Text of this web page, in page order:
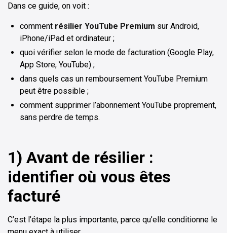
Dans ce guide, on voit :
comment résilier YouTube Premium sur Android,
iPhone/iPad et ordinateur ;
quoi vérifier selon le mode de facturation (Google Play,
App Store, YouTube) ;
dans quels cas un remboursement YouTube Premium
peut être possible ;
comment supprimer l’abonnement YouTube proprement,
sans perdre de temps.
1) Avant de résilier :
identifier où vous êtes
facturé
C’est l’étape la plus importante, parce qu’elle conditionne le